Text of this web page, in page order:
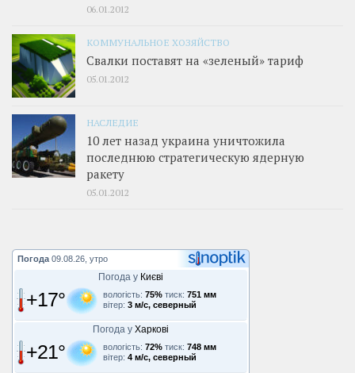
06.01.2012
КОММУНАЛЬНОЕ ХОЗЯЙСТВО
Свалки поставят на «зеленый» тариф
05.01.2012
НАСЛЕДИЕ
10 лет назад украина уничтожила
последнюю стратегическую ядерную
ракету
05.01.2012
Погода 09.08.26, утро
Погода у Києві
+17° вологість: 75% тиск: 751 мм
вітер: 3 м/с, северный
Погода у Харкові
+21° вологість: 72% тиск: 748 мм
вітер: 4 м/с, северный